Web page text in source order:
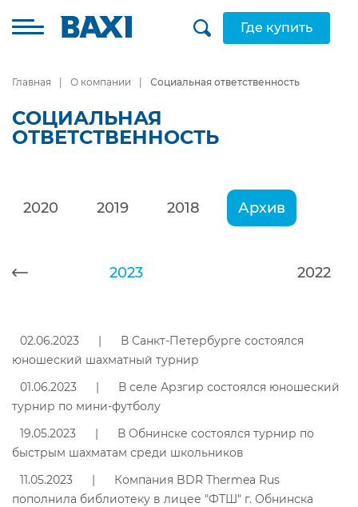
Где купить
Главная О компании Социальная ответственность
СОЦИАЛЬНАЯ
ОТВЕТСТВЕННОСТЬ
2020 2019 2018 Архив
2023 2022
02.06.2023 |
В Санкт-Петербурге состоялся
юношеский шахматный турнир
01.06.2023
|
В селе Арзгир состоялся юношеский
турнир по мини-футболу
19.05.2023
|
В Обнинске состоялся турнир по
быстрым шахматам среди школьников
11.05.2023
|
Компания BDR Thermea Rus
пополнила библиотеку в лицее "ФТШ" г. Обнинска